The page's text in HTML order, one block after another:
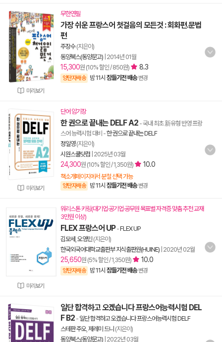
미리보기
무한연필
가장 쉬운 프랑스어 첫걸음의 모든것 : 회화편.문법
편
주장수(지은이)
동양북스(동양문고) 2014년 01월
15,300원 (10% 할인 / 850원) 8.3
양탄자배송 밤 11시 잠들기전 배송 변경
미리보기
단어 암기장
한 권으로 끝내는 DELF A2 - 국내 최초 新유형 반영 프랑
스어 능력시험 대비 -한 권으로 끝내는 DELF
정일영(지은이)
시원스쿨닷컴 2025년 03월
24,300원 (10% 할인 / 1,350원) 10.0
책소개페이지에서 분철 선택 가능
양탄자배송 밤 11시 잠들기전 배송 변경
미리보기
워리스톤 키링(대기업·공기업·공무원 목표별 자격증 맞춤 추천 교재
3만원 이상)
FLEX 프랑스어 UP-FLEX UP
김모세 오영민(지은이)
한국외국어대학교출판부 지식출판원(HUINE) 2020년 02월
25,650원 (5% 할인 / 1,350원) 10.0
양탄자배송 밤 11시 잠들기전 배송 변경
일단 합격하고 오겠습니다 프랑스어능력시험 DEL
F B2 - 일단 합격하고 오겠습니다 프랑스어능력시험 DELF
스테판 주오, 제레미 드니 (지은이)
동양북스(동양문고) 2022년 03월